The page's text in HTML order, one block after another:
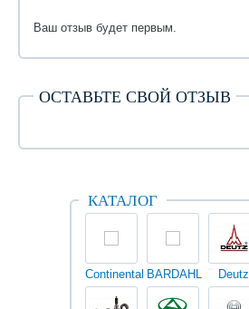
Ваш отзыв будет первым.
ОСТАВЬТЕ СВОЙ ОТЗЫВ
КАТАЛОГ
Continental BARDAHL Deutz